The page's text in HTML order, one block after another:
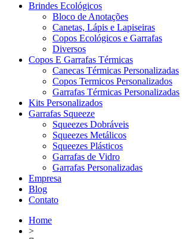
Brindes Ecológicos
Bloco de Anotações
Canetas, Lápis e Lapiseiras
Copos Ecológicos e Garrafas
Diversos
Copos E Garrafas Térmicas
Canecas Térmicas Personalizadas
Copos Termicos Personalizados
Garrafas Térmicas Personalizadas
Kits Personalizados
Garrafas Squeeze
Squeezes Dobráveis
Squeezes Metálicos
Squeezes Plásticos
Garrafas de Vidro
Garrafas Personalizadas
Empresa
Blog
Contato
Home
>